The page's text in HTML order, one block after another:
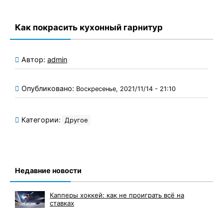
Как покрасить кухонный гарнитур
Автор: admin
Опубликовано: Воскресенье, 2021/11/14 - 21:10
Категории: Другое
Недавние новости
Капперы хоккей: как не проиграть всё на
ставках